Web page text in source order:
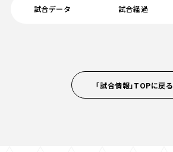
試合データ 試合経過
「試合情報」TOPに戻る